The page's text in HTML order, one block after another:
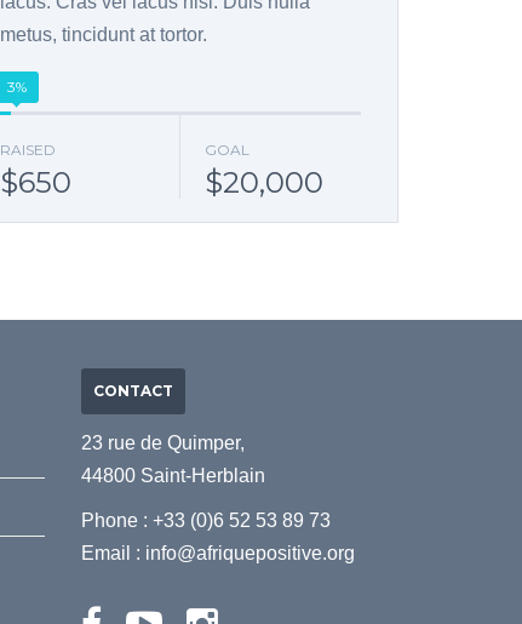
metus, tincidunt at tortor.
3%
RAISED
$650
GOAL
$20,000
CONTACT
23 rue de Quimper,
44800 Saint-Herblain
Phone : +33 (0)6 52 53 89 73
Email : info@afriquepositive.org